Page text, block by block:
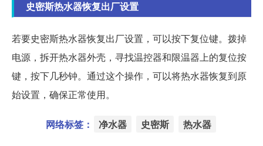
史密斯热水器恢复出厂设置
若要史密斯热水器恢复出厂设置，可以按下复位键。拨掉
电源，拆开热水器外壳，寻找温控器和限温器上的复位按
键，按下几秒钟。通过这个操作，可以将热水器恢复到原
始设置，确保正常使用。
网络标签： 净水器 史密斯 热水器